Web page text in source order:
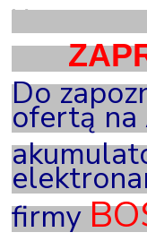
X
Do
ofertą
firmy